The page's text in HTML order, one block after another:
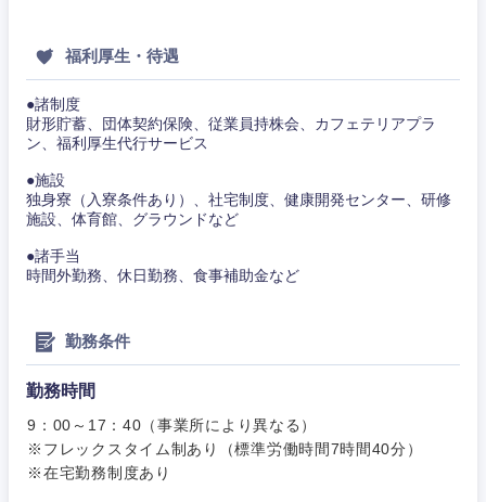
福利厚生・待遇
●諸制度
財形貯蓄、団体契約保険、従業員持株会、カフェテリアプラ
ン、福利厚生代行サービス
●施設
独身寮（入寮条件あり）、社宅制度、健康開発センター、研修
施設、体育館、グラウンドなど
●諸手当
時間外勤務、休日勤務、食事補助金など
勤務条件
勤務時間
9：00～17：40（事業所により異なる）
※フレックスタイム制あり（標準労働時間7時間40分）
※在宅勤務制度あり
甲信越・北陸
新潟県 富山県